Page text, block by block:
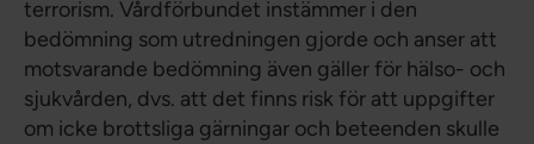
terrorism. Vårdförbundet instämmer i den
bedömning som utredningen gjorde och anser att
motsvarande bedömning även gäller för hälso- och
sjukvården, dvs. att det finns risk för att uppgifter
om icke brottsliga gärningar och beteenden skulle